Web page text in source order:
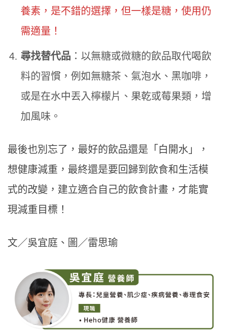
養素，是不錯的選擇，但一樣是糖，使用仍
需適量！
尋找替代品 ：以無糖或微糖的飲品取代喝飲
料的習慣，例如無糖茶、氣泡水、黑咖啡，
或是在水中丟入檸檬片、果乾或莓果類，增
加風味。
最後也別忘了，最好的飲品還是「白開水」，
想健康減重，最終還是要回歸到飲食和生活模
式的改變，建立適合自己的飲食計畫，才能實
現減重目標！
文／吳宜庭、圖／雷思瑜